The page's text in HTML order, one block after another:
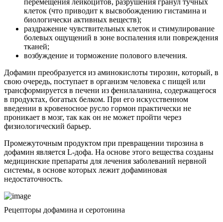
перемещения лейкоцитов, разрушения гранул тучных
клеток (что приводит к высвобождению гистамина и
биологически активных веществ);
раздражение чувствительных клеток и стимулирование
болевых ощущений в зоне воспаления или повреждения
тканей;
возбуждение и торможение полового влечения.
Дофамин преобразуется из аминокислоты тирозин, который, в
свою очередь, поступает в организм человека с пищей или
трансформируется в печени из фенилаланина, содержащегося
в продуктах, богатых белком. При его искусственном
введении в кровеносное русло гормон практически не
проникает в мозг, так как он не может пройти через
физиологический барьер.
Промежуточным продуктом при превращении тирозина в
дофамин является L-дофа. На основе этого вещества созданы
медицинские препараты для лечения заболеваний нервной
системы, в основе которых лежит дофаминовая
недостаточность.
Рецепторы дофамина и серотонина